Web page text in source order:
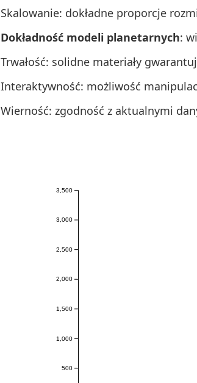
Skalowanie: dokładne proporcje
Dokładność modeli planetarnych:
Trwałość: solidne materiały
Interaktywność: możliwość
Wierność: zgodność z aktualnymi
500
1,000
1,500
2,000
2,500
3,000
3,500